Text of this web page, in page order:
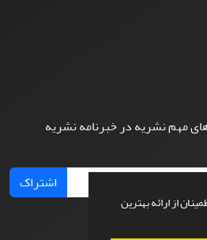
از ارائه بهترین
مهم نشریه در خبرنامه نشریه
اشتراک